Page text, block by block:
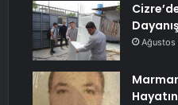
Ağustos